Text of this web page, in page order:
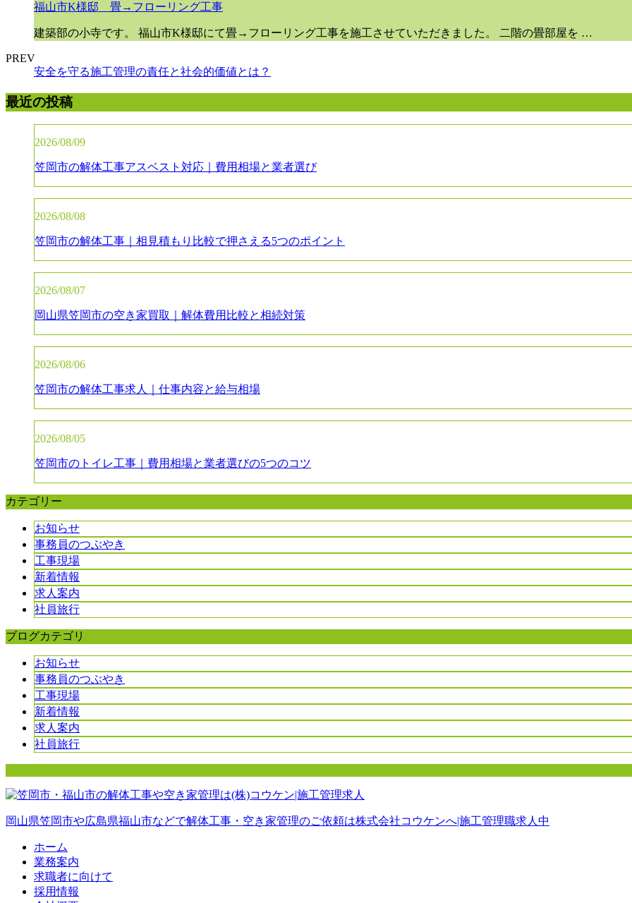
福山市K様邸 畳→フローリング工事
建築部の小寺です。 福山市K様邸にて畳→フローリング工事を施工させていただきました。 二階の畳部屋を …
PREV
安全を守る施工管理の責任と社会的価値とは？
最近の投稿
2026/08/09
笠岡市の解体工事アスベスト対応｜費用相場と業者選び
2026/08/08
笠岡市の解体工事｜相見積もり比較で押さえる5つのポイント
2026/08/07
岡山県笠岡市の空き家買取｜解体費用比較と相続対策
2026/08/06
笠岡市の解体工事求人｜仕事内容と給与相場
2026/08/05
笠岡市のトイレ工事｜費用相場と業者選びの5つのコツ
カテゴリー
お知らせ
事務員のつぶやき
工事現場
新着情報
求人案内
社員旅行
ブログカテゴリ
お知らせ
事務員のつぶやき
工事現場
新着情報
求人案内
社員旅行
岡山県笠岡市や広島県福山市などで解体工事・空き家管理のご依頼は株式会社コウケンへ|施工管理職求人中
ホーム
業務案内
求職者に向けて
採用情報